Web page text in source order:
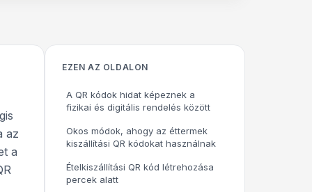
az
a
EZEN AZ OLDALON
A QR kódok hidat képeznek a
fizikai és digitális rendelés között
Okos módok, ahogy az éttermek
kiszállítási QR kódokat használnak
Ételkiszállítási QR kód létrehozása
percek alatt